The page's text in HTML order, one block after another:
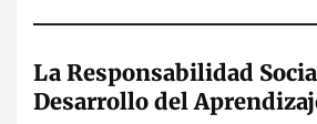
La Responsabilidad
Desarrollo del